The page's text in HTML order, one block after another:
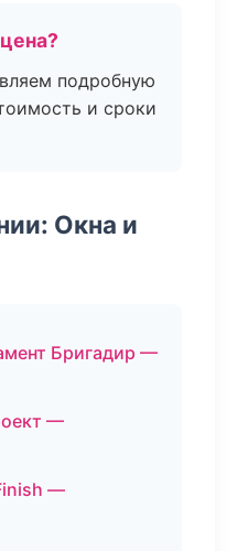
подробную
и сроки
Окна и
Бригадир —
—
—